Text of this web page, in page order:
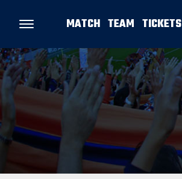
MATCH TEAM TICKETS